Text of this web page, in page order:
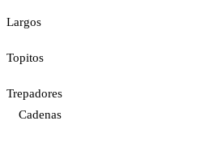
Largos
Topitos
Trepadores
Cadenas